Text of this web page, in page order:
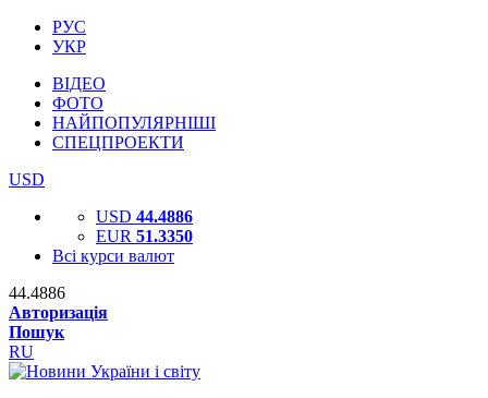
РУС
УКР
ВІДЕО
ФОТО
НАЙПОПУЛЯРНІШІ
СПЕЦПРОЕКТИ
USD
USD 44.4886
EUR 51.3350
Всі курси валют
44.4886
Авторизація
Пошук
RU